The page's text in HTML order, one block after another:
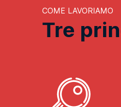
COME LAVORIAMO
Tre